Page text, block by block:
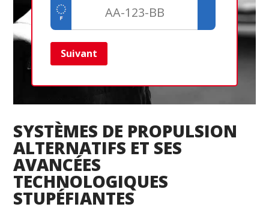
Suivant
SYSTÈMES DE PROPULSION
ALTERNATIFS ET SES
AVANCÉES
TECHNOLOGIQUES
STUPÉFIANTES